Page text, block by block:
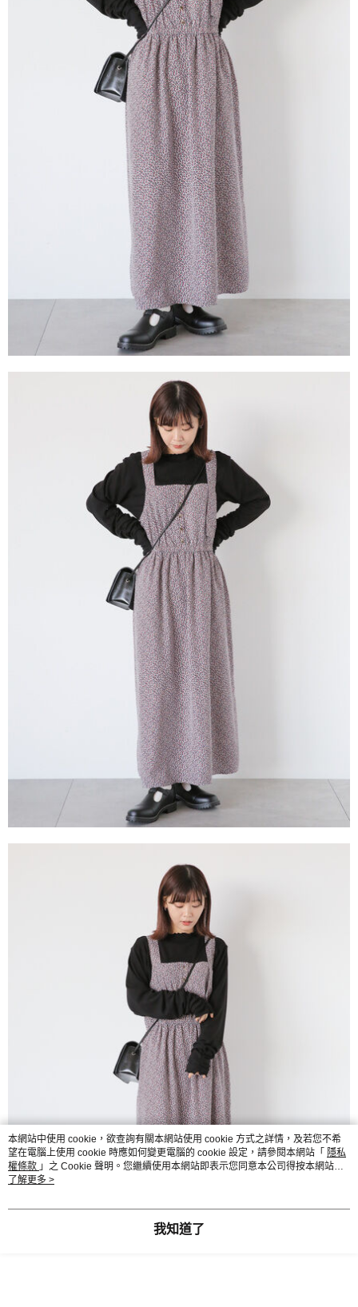
本網站中使用 cookie，欲查詢有關本網站使用 cookie 方式之詳情，及若您不希
望在電腦上使用 cookie 時應如何變更電腦的 cookie 設定，請參閱本網站「 隱私
權條款 」之 Cookie 聲明。您繼續使用本網站即表示您同意本公司得按本網站使
用條款之 Cookie 聲明使用 cookie。
了解更多 >
我知道了